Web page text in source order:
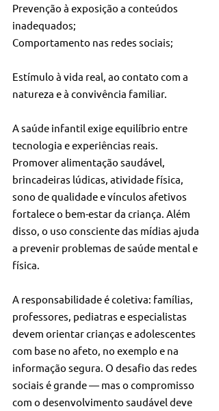
Prevenção à exposição a conteúdos
inadequados;
Comportamento nas redes sociais;
Estímulo à vida real, ao contato com a
natureza e à convivência familiar.
A saúde infantil exige equilíbrio entre
tecnologia e experiências reais.
Promover alimentação saudável,
brincadeiras lúdicas, atividade física,
sono de qualidade e vínculos afetivos
fortalece o bem-estar da criança. Além
disso, o uso consciente das mídias ajuda
a prevenir problemas de saúde mental e
física.
A responsabilidade é coletiva: famílias,
professores, pediatras e especialistas
devem orientar crianças e adolescentes
com base no afeto, no exemplo e na
informação segura. O desafio das redes
sociais é grande — mas o compromisso
com o desenvolvimento saudável deve